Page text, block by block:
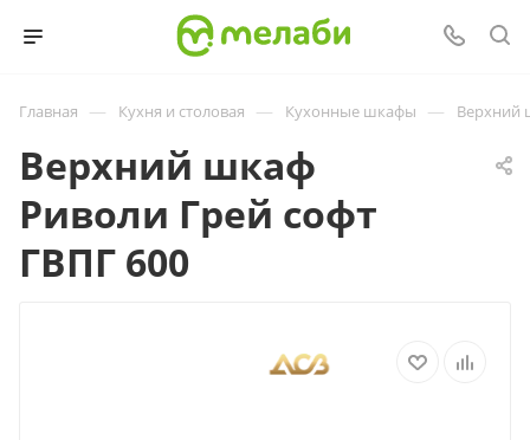
Главная — Кухня и столовая — Кухонные шкафы — Верхний
Верхний шкаф
Риволи Грей софт
ГВПГ 600